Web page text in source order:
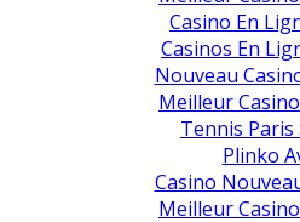
Casino En
Casinos En
Nouveau
Meilleur
Tennis
Plinko
Casino
Meilleur